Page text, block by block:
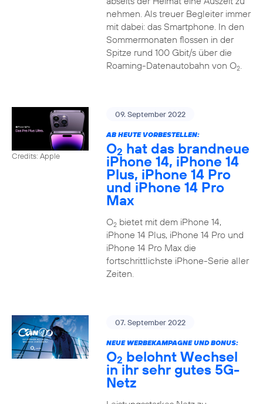
nehmen. Als treuer Begleiter immer
mit dabei: das Smartphone. In den
Sommermonaten flossen in der
Spitze rund 100 Gbit/s über die
Roaming-Datenautobahn von O2.
Credits: Apple
09. September 2022
AB HEUTE VORBESTELLEN:
O2 hat das brandneue
iPhone 14, iPhone 14
Plus, iPhone 14 Pro
und iPhone 14 Pro
Max
O2bietet mit dem iPhone 14,
iPhone 14 Plus, iPhone 14 Pro und
iPhone 14 Pro Max die
fortschrittlichste iPhone-Serie aller
Zeiten.
07. September 2022
NEUE WERBEKAMPAGNE UND BONUS:
O2 belohnt Wechsel
in ihr sehr gutes 5G-
Netz